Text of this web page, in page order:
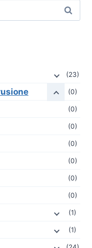
Cerca
(23)
(0)
(0)
(0)
(0)
(0)
(0)
(0)
(1)
(1)